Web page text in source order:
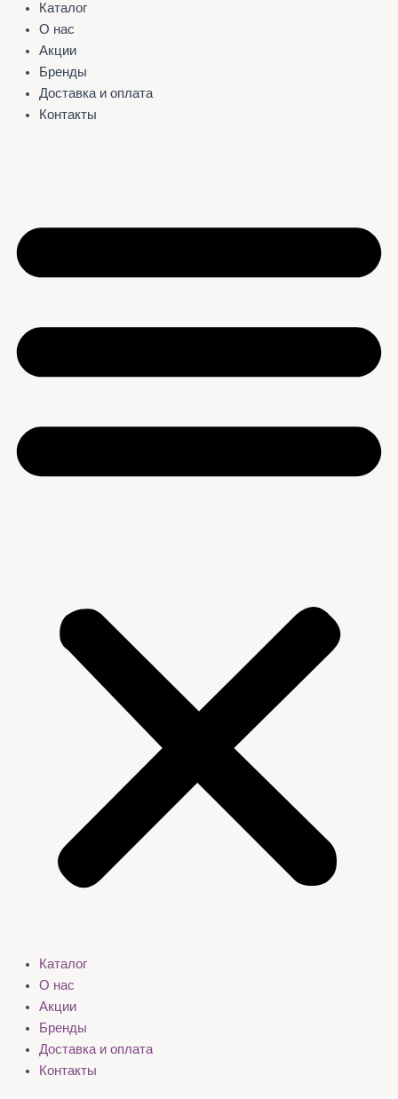
Каталог
О нас
Акции
Бренды
Доставка и оплата
Контакты
Каталог
О нас
Акции
Бренды
Доставка и оплата
Контакты